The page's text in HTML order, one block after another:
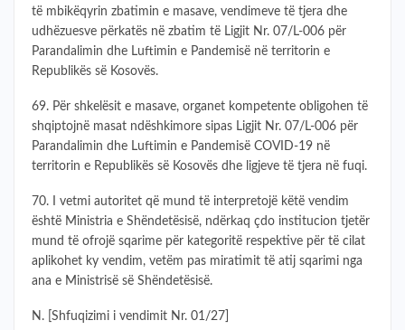
të mbikëqyrin zbatimin e masave, vendimeve të tjera dhe
udhëzuesve përkatës në zbatim të Ligjit Nr. 07/L-006 për
Parandalimin dhe Luftimin e Pandemisë në territorin e
Republikës së Kosovës.
69. Për shkelësit e masave, organet kompetente obligohen të
shqiptojnë masat ndëshkimore sipas Ligjit Nr. 07/L-006 për
Parandalimin dhe Luftimin e Pandemisë COVID-19 në
territorin e Republikës së Kosovës dhe ligjeve të tjera në fuqi.
70. I vetmi autoritet që mund të interpretojë këtë vendim
është Ministria e Shëndetësisë, ndërkaq çdo institucion tjetër
mund të ofrojë sqarime për kategoritë respektive për të cilat
aplikohet ky vendim, vetëm pas miratimit të atij sqarimi nga
ana e Ministrisë së Shëndetësisë.
N. [Shfuqizimi i vendimit Nr. 01/27]